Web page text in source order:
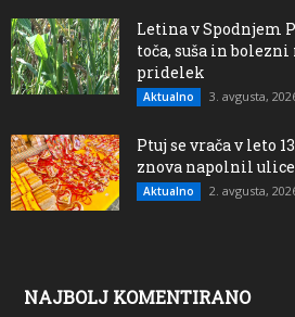
Letina v Spodnjem
toča, suša in
pridelek
Aktualno 3. avgusta,
Ptuj se vrača v leto
znova napolnil
Aktualno 2. avgusta,
NAJBOLJ KOMENTIRANO